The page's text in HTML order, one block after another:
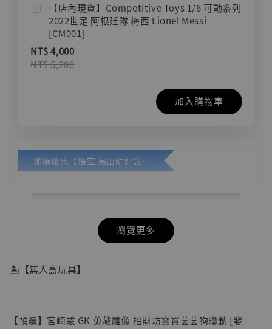
【店內現貨】Competitive Toys 1/6 可動系列
2022世足 阿根廷隊 梅西 Lionel Messi
[CM001]
NT$ 4,000
NT$ 5,200
加入購物車
加購優惠【悟空 鳥山明紀念款 [奇蹟工作室]】
瀏覽更多
🏝【無人島玩具】
【預購】宮崎駿 GK 蒐藏雕像 招財坊寶寶茵茵狗聯動 [發